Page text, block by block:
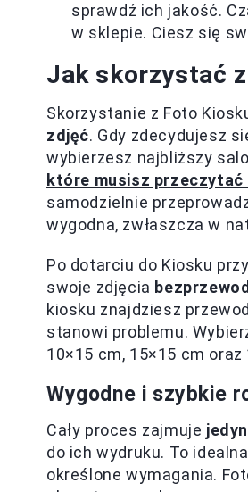
sprawdź ich jakość.
w sklepie. Ciesz się
Jak skorzystać
Skorzystanie z Foto
zdjęć. Gdy zdecydujesz
wybierzesz najbliższy
które musisz przeczytać
samodzielnie
wygodna, zwłaszcza w
Po dotarciu do Kiosku
swoje zdjęcia
kiosku znajdziesz
stanowi problemu.
10×15 cm, 15×15 cm
Wygodne i szybkie
Cały proces zajmuje
do ich wydruku. To
określone wymagania.